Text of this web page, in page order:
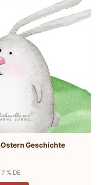
Geschichte
% DE